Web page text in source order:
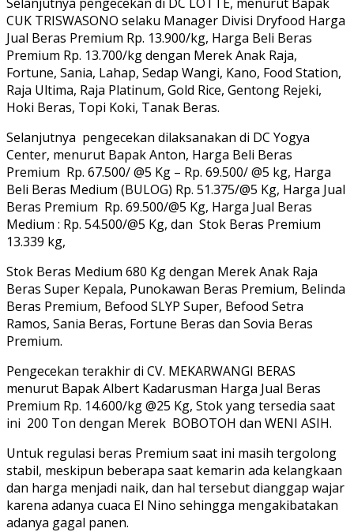
CUK TRISWASONO selaku Manager Divisi Dryfood Harga
Jual Beras Premium Rp. 13.900/kg, Harga Beli Beras
Premium Rp. 13.700/kg dengan Merek Anak Raja,
Fortune, Sania, Lahap, Sedap Wangi, Kano, Food Station,
Raja Ultima, Raja Platinum, Gold Rice, Gentong Rejeki,
Hoki Beras, Topi Koki, Tanak Beras.
Selanjutnya pengecekan dilaksanakan di DC Yogya
Center, menurut Bapak Anton, Harga Beli Beras
Premium Rp. 67.500/ @5 Kg – Rp. 69.500/ @5 kg, Harga
Beli Beras Medium (BULOG) Rp. 51.375/@5 Kg, Harga Jual
Beras Premium Rp. 69.500/@5 Kg, Harga Jual Beras
Medium : Rp. 54.500/@5 Kg, dan Stok Beras Premium
13.339 kg,
Stok Beras Medium 680 Kg dengan Merek Anak Raja
Beras Super Kepala, Punokawan Beras Premium, Belinda
Beras Premium, Befood SLYP Super, Befood Setra
Ramos, Sania Beras, Fortune Beras dan Sovia Beras
Premium.
Pengecekan terakhir di CV. MEKARWANGI BERAS
menurut Bapak Albert Kadarusman Harga Jual Beras
Premium Rp. 14.600/kg @25 Kg, Stok yang tersedia saat
ini 200 Ton dengan Merek BOBOTOH dan WENI ASIH.
Untuk regulasi beras Premium saat ini masih tergolong
stabil, meskipun beberapa saat kemarin ada kelangkaan
dan harga menjadi naik, dan hal tersebut dianggap wajar
karena adanya cuaca El Nino sehingga mengakibatakan
adanya gagal panen.